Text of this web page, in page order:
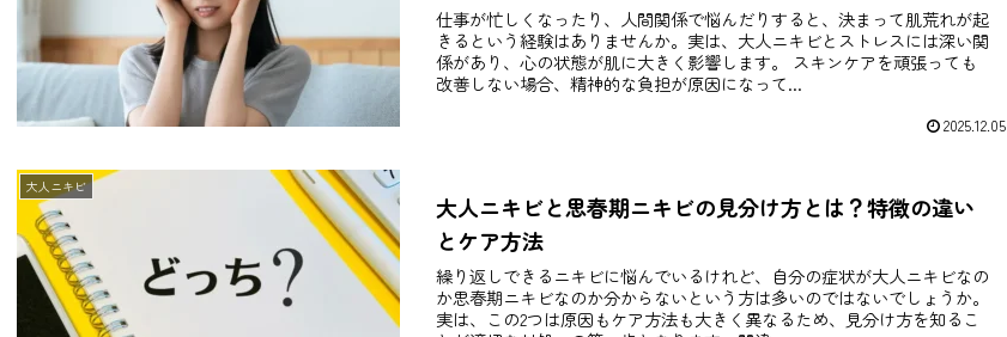
仕事が忙しくなったり、人間関係で悩んだりすると、決まって肌荒れが起
きるという経験はありませんか。実は、大人ニキビとストレスには深い関
係があり、心の状態が肌に大きく影響します。 スキンケアを頑張っても
改善しない場合、精神的な負担が原因になって...
2025.12.05
大人ニキビ
大人ニキビと思春期ニキビの見分け方とは？特徴の違い
とケア方法
繰り返しできるニキビに悩んでいるけれど、自分の症状が大人ニキビなの
か思春期ニキビなのか分からないという方は多いのではないでしょうか。
実は、この2つは原因もケア方法も大きく異なるため、見分け方を知るこ